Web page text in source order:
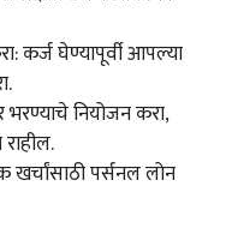
कर्ज घेण्यापूर्वी आपल्या
नियोजन करा,
खर्चांसाठी पर्सनल लोन